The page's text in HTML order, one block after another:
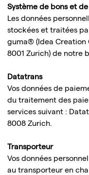
Système de bons et
Les données
stockées et traitées
guma® (Idea Creation
8001 Zurich) de notre
Datatrans
Vos données de
du traitement des
services suivant :
8008 Zurich.
Transporteur
Vos données
au transporteur en